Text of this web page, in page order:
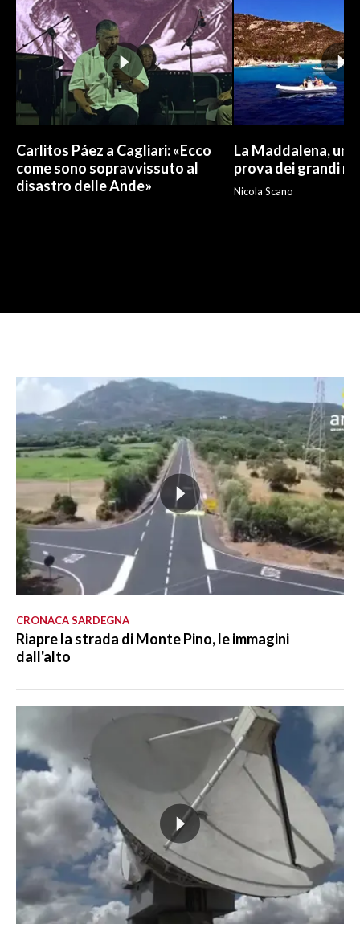
Carlitos Páez a Cagliari: «Ecco
come sono sopravvissuto al
disastro delle Ande»
La Maddalena, un
prova dei grandi
Nicola Scano
CRONACA SARDEGNA
Riapre la strada di Monte Pino, le immagini
dall'alto